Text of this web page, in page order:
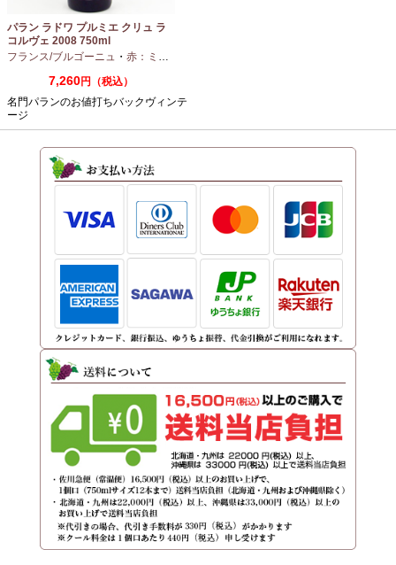
パラン ラドワ プルミエ クリュ ラ
コルヴェ 2008 750ml
フランス/ブルゴーニュ ・ 赤：ミディアムボディ
7,260円（税込）
名門パランのお値打ちバックヴィンテ
ージ